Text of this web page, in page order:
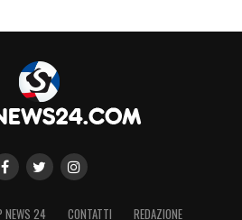
NEWS 24 CONTATTI REDAZIONE